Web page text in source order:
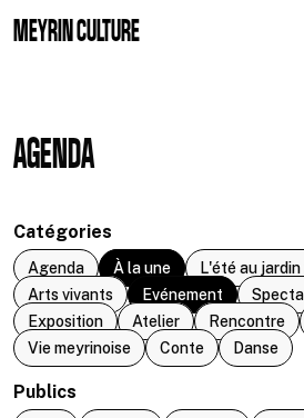
MEYRIN CULTURE
AGENDA
Catégories
Agenda À la une L'été au
Arts vivants
Evénement
Exposition
Atelier Rencontre
Vie meyrinoise
Conte Danse
Publics